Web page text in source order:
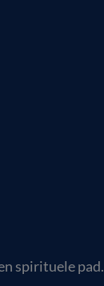
spirituele pad.